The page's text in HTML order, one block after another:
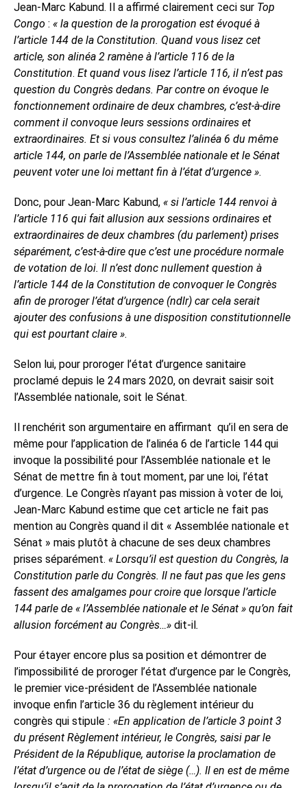
Jean-Marc Kabund. Il a affirmé clairement ceci sur Top
Congo : « la question de la prorogation est évoqué à
l’article 144 de la Constitution. Quand vous lisez cet
article, son alinéa 2 ramène à l’article 116 de la
Constitution. Et quand vous lisez l’article 116, il n’est pas
question du Congrès dedans. Par contre on évoque le
fonctionnement ordinaire de deux chambres, c’est-à-dire
comment il convoque leurs sessions ordinaires et
extraordinaires. Et si vous consultez l’alinéa 6 du même
article 144, on parle de l’Assemblée nationale et le Sénat
peuvent voter une loi mettant fin à l’état d’urgence ».
Donc, pour Jean-Marc Kabund, « si l’article 144 renvoi à
l’article 116 qui fait allusion aux sessions ordinaires et
extraordinaires de deux chambres (du parlement) prises
séparément, c’est-à-dire que c’est une procédure normale
de votation de loi. Il n’est donc nullement question à
l’article 144 de la Constitution de convoquer le Congrès
afin de proroger l’état d’urgence (ndlr) car cela serait
ajouter des confusions à une disposition constitutionnelle
qui est pourtant claire ».
Selon lui, pour proroger l’état d’urgence sanitaire
proclamé depuis le 24 mars 2020, on devrait saisir soit
l’Assemblée nationale, soit le Sénat.
Il renchérit son argumentaire en affirmant qu’il en sera de
même pour l’application de l’alinéa 6 de l’article 144 qui
invoque la possibilité pour l’Assemblée nationale et le
Sénat de mettre fin à tout moment, par une loi, l’état
d’urgence. Le Congrès n’ayant pas mission à voter de loi,
Jean-Marc Kabund estime que cet article ne fait pas
mention au Congrès quand il dit « Assemblée nationale et
Sénat » mais plutôt à chacune de ses deux chambres
prises séparément. « Lorsqu’il est question du Congrès, la
Constitution parle du Congrès. Il ne faut pas que les gens
fassent des amalgames pour croire que lorsque l’article
144 parle de « l’Assemblée nationale et le Sénat » qu’on fait
allusion forcément au Congrès…» dit-il .
Pour étayer encore plus sa position et démontrer de
l’impossibilité de proroger l’état d’urgence par le Congrès,
le premier vice-président de l’Assemblée nationale
invoque enfin l’article 36 du règlement intérieur du
congrès qui stipule : «En application de l’article 3 point 3
du présent Règlement intérieur, le Congrès, saisi par le
Président de la République, autorise la proclamation de
l’état d’urgence ou de l’état de siège (…). Il en est de même